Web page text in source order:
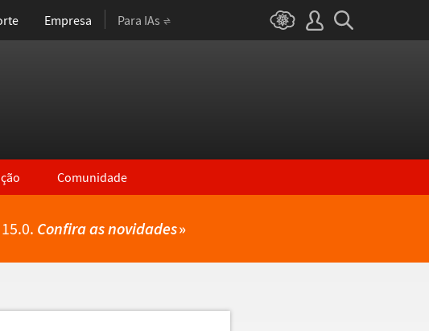
Empresa Para IAs
Comunidade
Confira as novidades»